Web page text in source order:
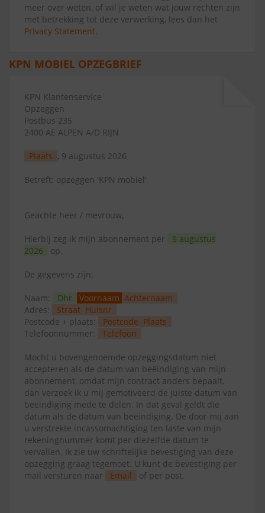
meer over weten, of wil je weten wat jouw rechten zijn
met betrekking tot deze verwerking, lees dan het
Privacy Statement.
KPN MOBIEL OPZEGBRIEF
KPN Klantenservice
Opzeggen
Postbus 235
2400 AE ALPEN A/D RIJN
Plaats , 9 augustus 2026
Betreft: opzeggen 'KPN mobiel'
Geachte heer / mevrouw,
Hierbij zeg ik mijn abonnement per
9 augustus
2026
op.
De gegevens zijn:
Naam: Dhr. Voornaam Achternaam
Adres:
Straat Huisnr
Postcode + plaats:
Postcode Plaats
Telefoonnummer:
Telefoon
Mocht u bovengenoemde opzeggingsdatum niet
accepteren als de datum van beëindiging van mijn
abonnement, omdat mijn contract anders bepaalt,
dan verzoek ik u mij gemotiveerd de juiste datum van
beëindiging mede te delen. In dat geval geldt die
datum als de datum van beëindiging. De door mij aan
u verstrekte incassomachtiging ten laste van mijn
rekeningnummer komt per diezelfde datum te
vervallen. Ik zie uw schriftelijke bevestiging van deze
opzegging graag tegemoet. U kunt de bevestiging per
mail versturen naar
Email of per post.